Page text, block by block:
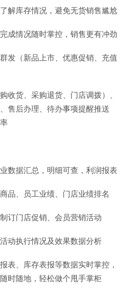
解库存情况，避免无货销售尴尬
成情况随时掌控，销售更有冲劲
发（新品上市、优惠促销、充值
收货、采购退货、门店调拨）、
售后办理、待办事项提醒推送
数据汇总，明细可查，利润报表
品、员工业绩、门店业绩排名
订门店促销、会员营销活动
动执行情况及效果数据分析
表、库存表报等数据实时掌控，
时随地，轻松做个甩手掌柜